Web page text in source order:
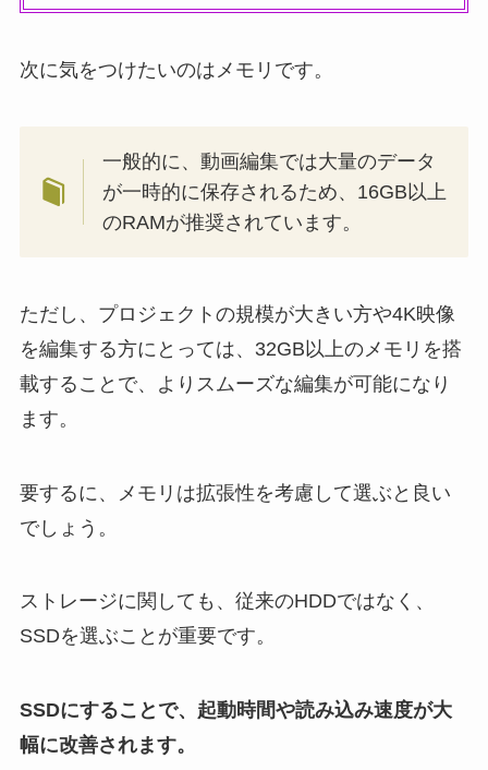
次に気をつけたいのはメモリです。
一般的に、動画編集では大量のデータ
が一時的に保存されるため、16GB以上
のRAMが推奨されています。
ただし、プロジェクトの規模が大きい方や4K映像
を編集する方にとっては、32GB以上のメモリを搭
載することで、よりスムーズな編集が可能になり
ます。
要するに、メモリは拡張性を考慮して選ぶと良い
でしょう。
ストレージに関しても、従来のHDDではなく、
SSDを選ぶことが重要です。
SSDにすることで、起動時間や読み込み速度が大
幅に改善されます。